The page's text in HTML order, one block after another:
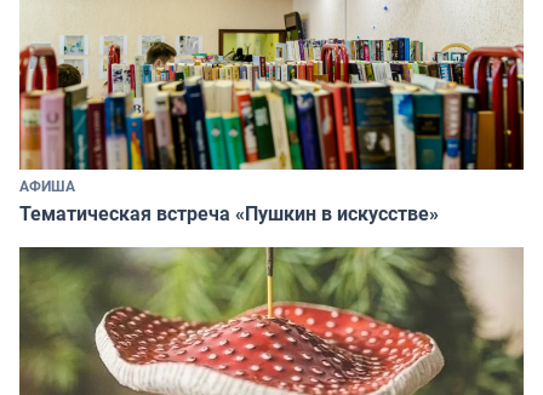
АФИША
Тематическая встреча «Пушкин в искусстве»